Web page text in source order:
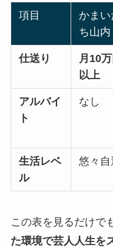
項目
かまい
ち山内
仕送り
月10万
以上
アルバイ
ト
なし
生活レベ
ル
悠々自
この表を見るだけで
た環境で芸人人生を